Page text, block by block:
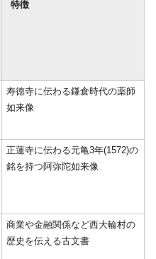
特徴
寿徳寺に伝わる鎌倉時代の薬師
如来像
正蓮寺に伝わる元亀3年(1572)の
銘を持つ阿弥陀如来像
商業や金融関係など西大輪村の
歴史を伝える古文書